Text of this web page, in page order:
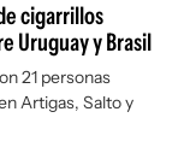
cigarrillos
Uruguay y Brasil
21 personas
Artigas, Salto y